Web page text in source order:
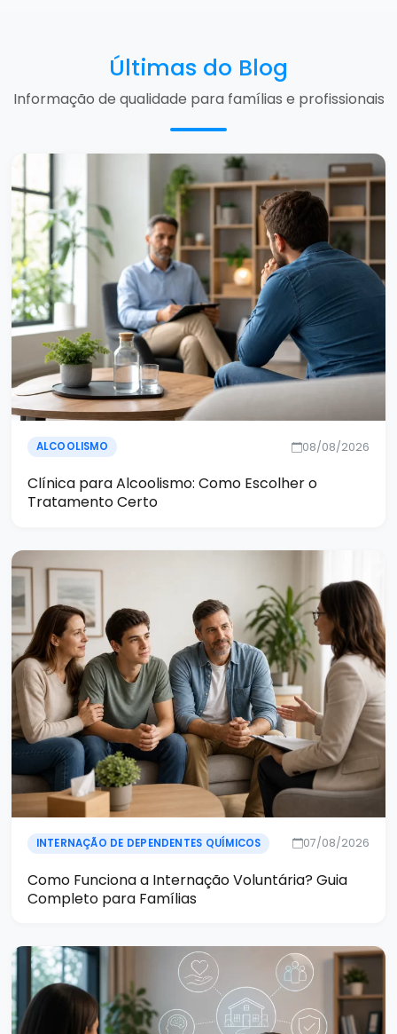
Últimas do Blog
Informação de qualidade para famílias e profissionais
ALCOOLISMO 08/08/2026
Clínica para Alcoolismo: Como Escolher o
Tratamento Certo
INTERNAÇÃO DE DEPENDENTES QUÍMICOS 07/08/2026
Como Funciona a Internação Voluntária? Guia
Completo para Famílias